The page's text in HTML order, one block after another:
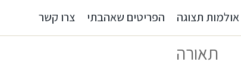
אולמות תצוגה הפריטים שאהבתי צרו קשר
תאורה